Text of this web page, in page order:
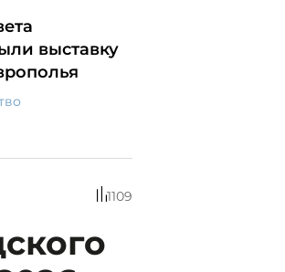
выставку
1109